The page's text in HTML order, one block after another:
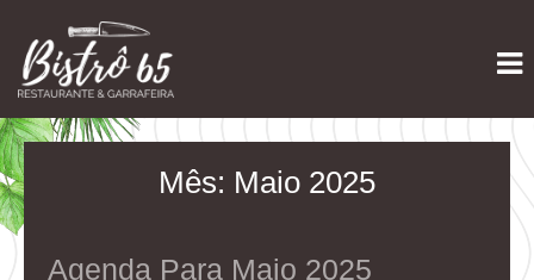
content
Bistrô 65
Restaurante e Garrafeira
Mês: Maio 2025
Agenda Para Maio 2025